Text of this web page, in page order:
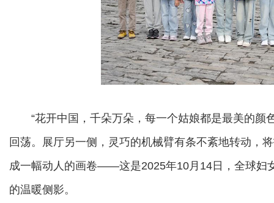
“花开中国，千朵万朵，每一个姑娘都是最美的颜
回荡。展厅另一侧，灵巧的机械臂有条不紊地转动，
成一幅动人的画卷——这是2025年10月14日，全球妇
的温暖侧影。